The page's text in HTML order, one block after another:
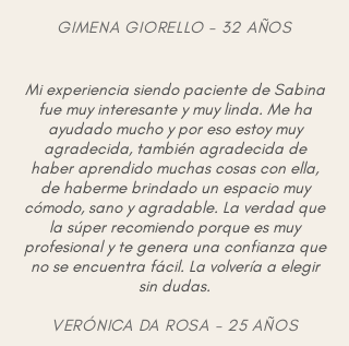
GIMENA GIORELLO - 32 AÑOS
Mi experiencia siendo paciente de Sabina
fue muy interesante y muy linda. Me ha
ayudado mucho y por eso estoy muy
agradecida, también agradecida de
haber aprendido muchas cosas con ella,
de haberme brindado un espacio muy
cómodo, sano y agradable. La verdad que
la súper recomiendo porque es muy
profesional y te genera una confianza que
no se encuentra fácil. La volvería a elegir
sin dudas.
VERÓNICA DA ROSA - 25 AÑOS